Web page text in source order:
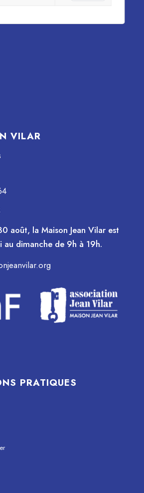
VILAR
août, la Maison Jean Vilar est
au dimanche de 9h à 19h.
PRATIQUES